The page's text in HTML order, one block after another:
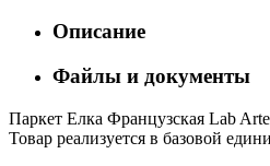
Описание
Файлы и документы
Паркет Елка Французская Lab
Товар реализуется в базовой